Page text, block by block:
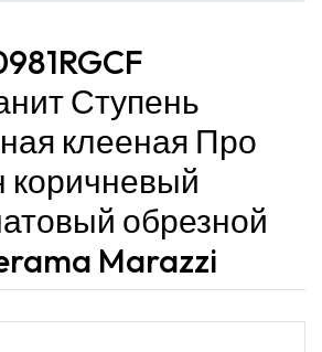
Ступень
клееная Про
коричневый
обрезной
Marazzi